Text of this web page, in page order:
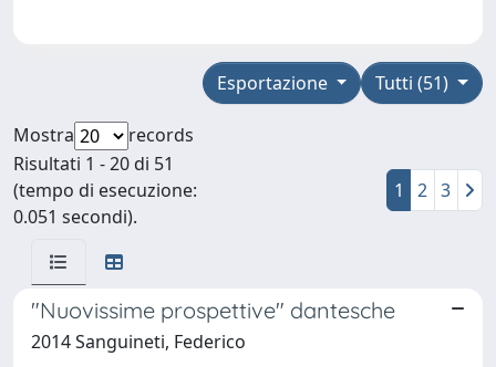
Tutti (51)
Esportazione
Mostra
records
Risultati 1 - 20 di 51
(tempo di esecuzione:
0.051 secondi).
1 2 3
"Nuovissime prospettive" dantesche
2014 Sanguineti, Federico